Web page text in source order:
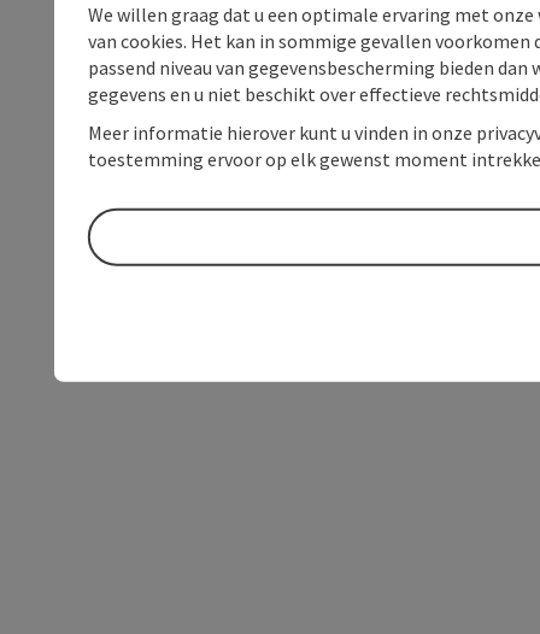
We willen graag dat u een optimale ervaring met
van cookies. Het kan in sommige gevallen voorkomen
passend niveau van gegevensbescherming bieden
gegevens en u niet beschikt over effectieve
Meer informatie hierover kunt u vinden in onze
toestemming ervoor op elk gewenst moment